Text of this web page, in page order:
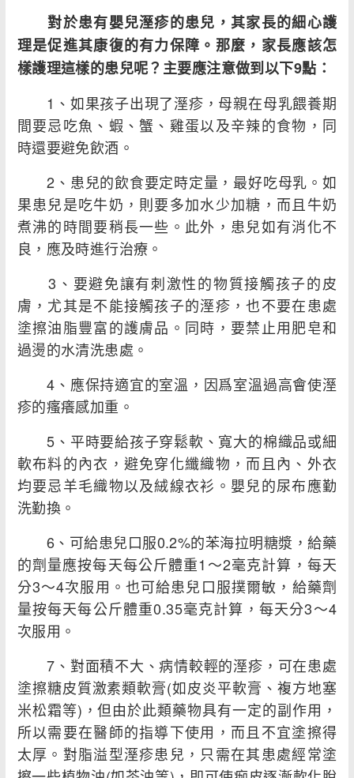
對於患有嬰兒溼疹的患兒，其家長的細心護
理是促進其康復的有力保障。那麼，家長應該怎
樣護理這樣的患兒呢？主要應注意做到以下9點：
1、如果孩子出現了溼疹，母親在母乳餵養期
間要忌吃魚、蝦、蟹、雞蛋以及辛辣的食物，同
時還要避免飲酒。
2、患兒的飲食要定時定量，最好吃母乳。如
果患兒是吃牛奶，則要多加水少加糖，而且牛奶
煮沸的時間要稍長一些。此外，患兒如有消化不
良，應及時進行治療。
3、要避免讓有刺激性的物質接觸孩子的皮
膚，尤其是不能接觸孩子的溼疹，也不要在患處
塗擦油脂豐富的護膚品。同時，要禁止用肥皂和
過燙的水清洗患處。
4、應保持適宜的室溫，因爲室溫過高會使溼
疹的瘙癢感加重。
5、平時要給孩子穿鬆軟、寬大的棉織品或細
軟布料的內衣，避免穿化纖織物，而且內、外衣
均要忌羊毛織物以及絨線衣衫。嬰兒的尿布應勤
洗勤換。
6、可給患兒口服0.2%的苯海拉明糖漿，給藥
的劑量應按每天每公斤體重1～2毫克計算，每天
分3～4次服用。也可給患兒口服撲爾敏，給藥劑
量按每天每公斤體重0.35毫克計算，每天分3～4
次服用。
7、對面積不大、病情較輕的溼疹，可在患處
塗擦糖皮質激素類軟膏(如皮炎平軟膏、複方地塞
米松霜等)，但由於此類藥物具有一定的副作用，
所以需要在醫師的指導下使用，而且不宜塗擦得
太厚。對脂溢型溼疹患兒，只需在其患處經常塗